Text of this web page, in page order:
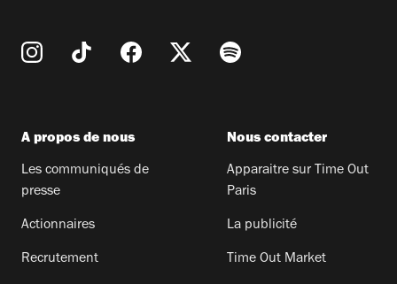
A propos de nous
Les communiqués de
presse
Actionnaires
Recrutement
Nous contacter
Apparaitre sur Time Out
Paris
La publicité
Time Out Market